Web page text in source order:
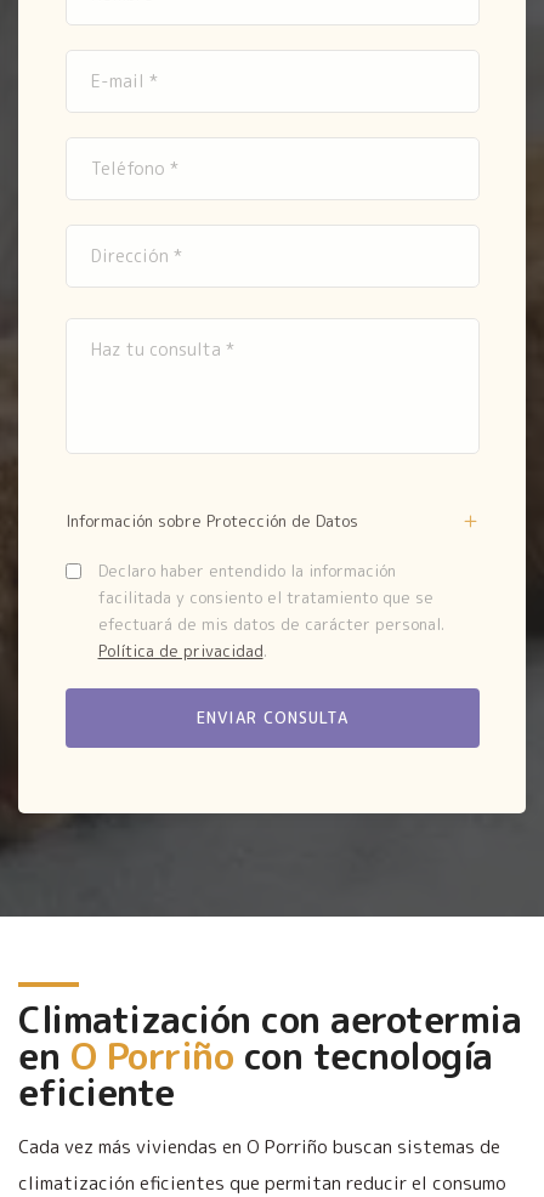
Información sobre Protección de Datos
Declaro haber entendido la información
facilitada y consiento el tratamiento que se
efectuará de mis datos de carácter personal.
Política de privacidad.
Climatización con aerotermia
en O Porriño con tecnología
eficiente
Cada vez más viviendas en O Porriño buscan sistemas de
climatización eficientes que permitan reducir el consumo